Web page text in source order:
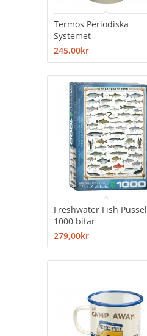
Termos Periodiska
Systemet
245,00kr
Freshwater Fish Pussel
1000 bitar
279,00kr